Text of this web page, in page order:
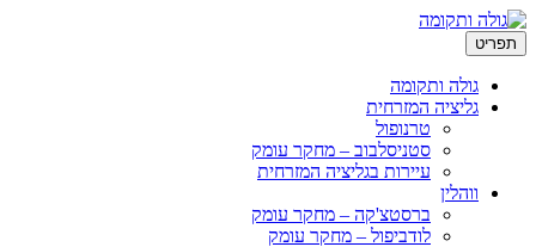
גולה ותקומה
גליציה המזרחית
טרנופול
סטניסלבוב – מחקר עומק
עיירות בגליציה המזרחית
ווהלין
ברסטצ'קה – מחקר עומק
לודביפול – מחקר עומק